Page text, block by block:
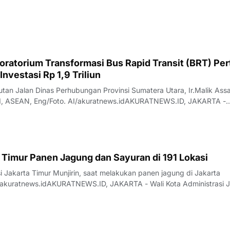
LLDikti Wilayah X secara resmi memulai pelaksanaan Kuliah
Transformasi Bus Rapid Transit (BRT)
Rp 1,9 Triliun
Jalan Dinas Perhubungan Provinsi Sumatera Utara, Ir.Malik
ASEAN, Eng/Foto. AI/akuratnews.idAKURATNEWS.ID, JAKARTA -
pembahasan Rancangan Undang-Undang Sistem Transportasi
Panen Jagung dan Sayuran di 191 Lokasi
Jakarta Timur Munjirin, saat melakukan panen jagung di Jakarta
JAKARTA - Wali Kota Administrasi
Ketua Tim Penggerak (TP) PKK Kota Administrasi Jakarta Timur,